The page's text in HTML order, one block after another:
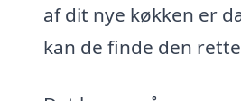
af dit nye køkken er
kan de finde den